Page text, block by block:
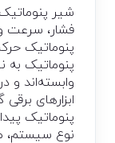
شیر
فشار، سرعت
پنوماتیک
پنوماتیک به
وابسته‌اند و
ابزارهای
پنوماتیک
نوع سیستم،